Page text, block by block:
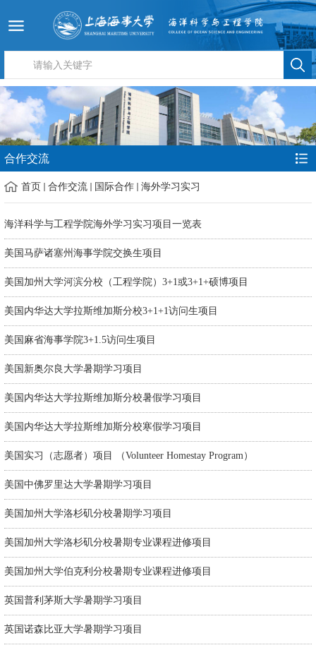
合作交流
首页 合作交流 国际合作 海外学习实习
海洋科学与工程学院海外学习实习项目一览表
美国马萨诸塞州海事学院交换生项目
美国加州大学河滨分校（工程学院）3+1或3+1+硕博项目
美国内华达大学拉斯维加斯分校3+1+1访问生项目
美国麻省海事学院3+1.5访问生项目
美国新奥尔良大学暑期学习项目
美国内华达大学拉斯维加斯分校暑假学习项目
美国内华达大学拉斯维加斯分校寒假学习项目
美国实习（志愿者）项目 （Volunteer Homestay Program）
美国中佛罗里达大学暑期学习项目
美国加州大学洛杉矶分校暑期学习项目
美国加州大学洛杉矶分校暑期专业课程进修项目
美国加州大学伯克利分校暑期专业课程进修项目
英国普利茅斯大学暑期学习项目
英国诺森比亚大学暑期学习项目